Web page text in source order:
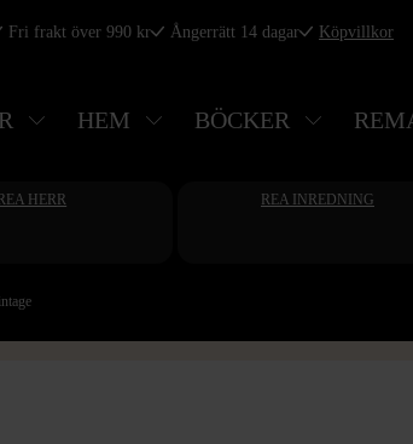
Fri frakt över 990 kr Ångerrätt 14 dagar Köpvillkor
HEM BÖCKER
REA HERR REA INREDNING